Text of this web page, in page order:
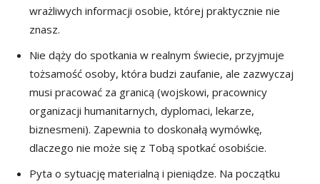
wrażliwych informacji osobie, której praktycznie nie
znasz.
Nie dąży do spotkania w realnym świecie, przyjmuje
tożsamość osoby, która budzi zaufanie, ale zazwyczaj
musi pracować za granicą (wojskowi, pracownicy
organizacji humanitarnych, dyplomaci, lekarze,
biznesmeni). Zapewnia to doskonałą wymówkę,
dlaczego nie może się z Tobą spotkać osobiście.
Pyta o sytuację materialną i pieniądze. Na początku